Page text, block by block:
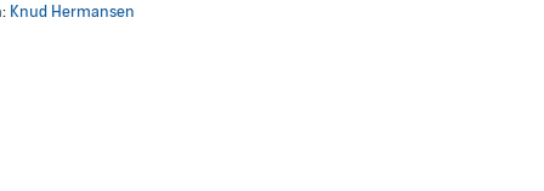
Knud Hermansen